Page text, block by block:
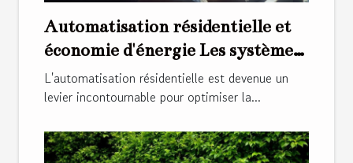
Automatisation résidentielle et
économie d'énergie Les systèmes
intelligents qui réduisent votre
facture
L'automatisation résidentielle est devenue un
levier incontournable pour optimiser la...